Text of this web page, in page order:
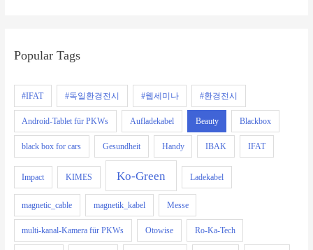
Popular Tags
#IFAT #독일환경전시 #웹세미나 #환경전시
Android-Tablet für PKWs Aufladekabel Beauty Blackbox
black box for cars Gesundheit Handy IBAK IFAT
Impact KIMES Ko-Green Ladekabel
magnetic_cable magnetik_kabel Messe
multi-kanal-Kamera für PKWs Otowise Ro-Ka-Tech